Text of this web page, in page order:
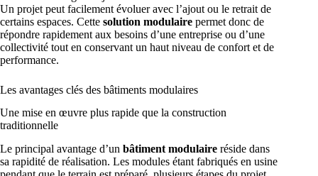
Un projet peut facilement évoluer avec l’ajout ou le retrait de
certains espaces. Cette solution modulaire permet donc de
répondre rapidement aux besoins d’une entreprise ou d’une
collectivité tout en conservant un haut niveau de confort et de
performance.
Les avantages clés des bâtiments modulaires
Une mise en œuvre plus rapide que la construction
traditionnelle
Le principal avantage d’un bâtiment modulaire réside dans
sa rapidité de réalisation. Les modules étant fabriqués en usine